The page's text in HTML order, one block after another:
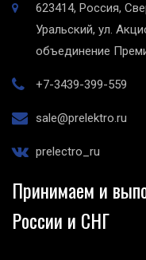
623414, Россия,
Уральский, ул.
объединение
+7-3439-399-559
sale@prelektro.ru
prelectro_ru
Принимаем и
России и СНГ